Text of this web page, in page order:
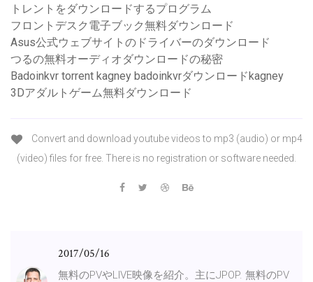
トレントをダウンロードするプログラム
フロントデスク電子ブック無料ダウンロード
Asus公式ウェブサイトのドライバーのダウンロード
つるの無料オーディオダウンロードの秘密
Badoinkvr torrent kagney badoinkvrダウンロードkagney
3Dアダルトゲーム無料ダウンロード
Convert and download youtube videos to mp3 (audio) or mp4
(video) files for free. There is no registration or software needed.
2017/05/16
無料のPVやLIVE映像を紹介。主にJPOP. 無料のPV